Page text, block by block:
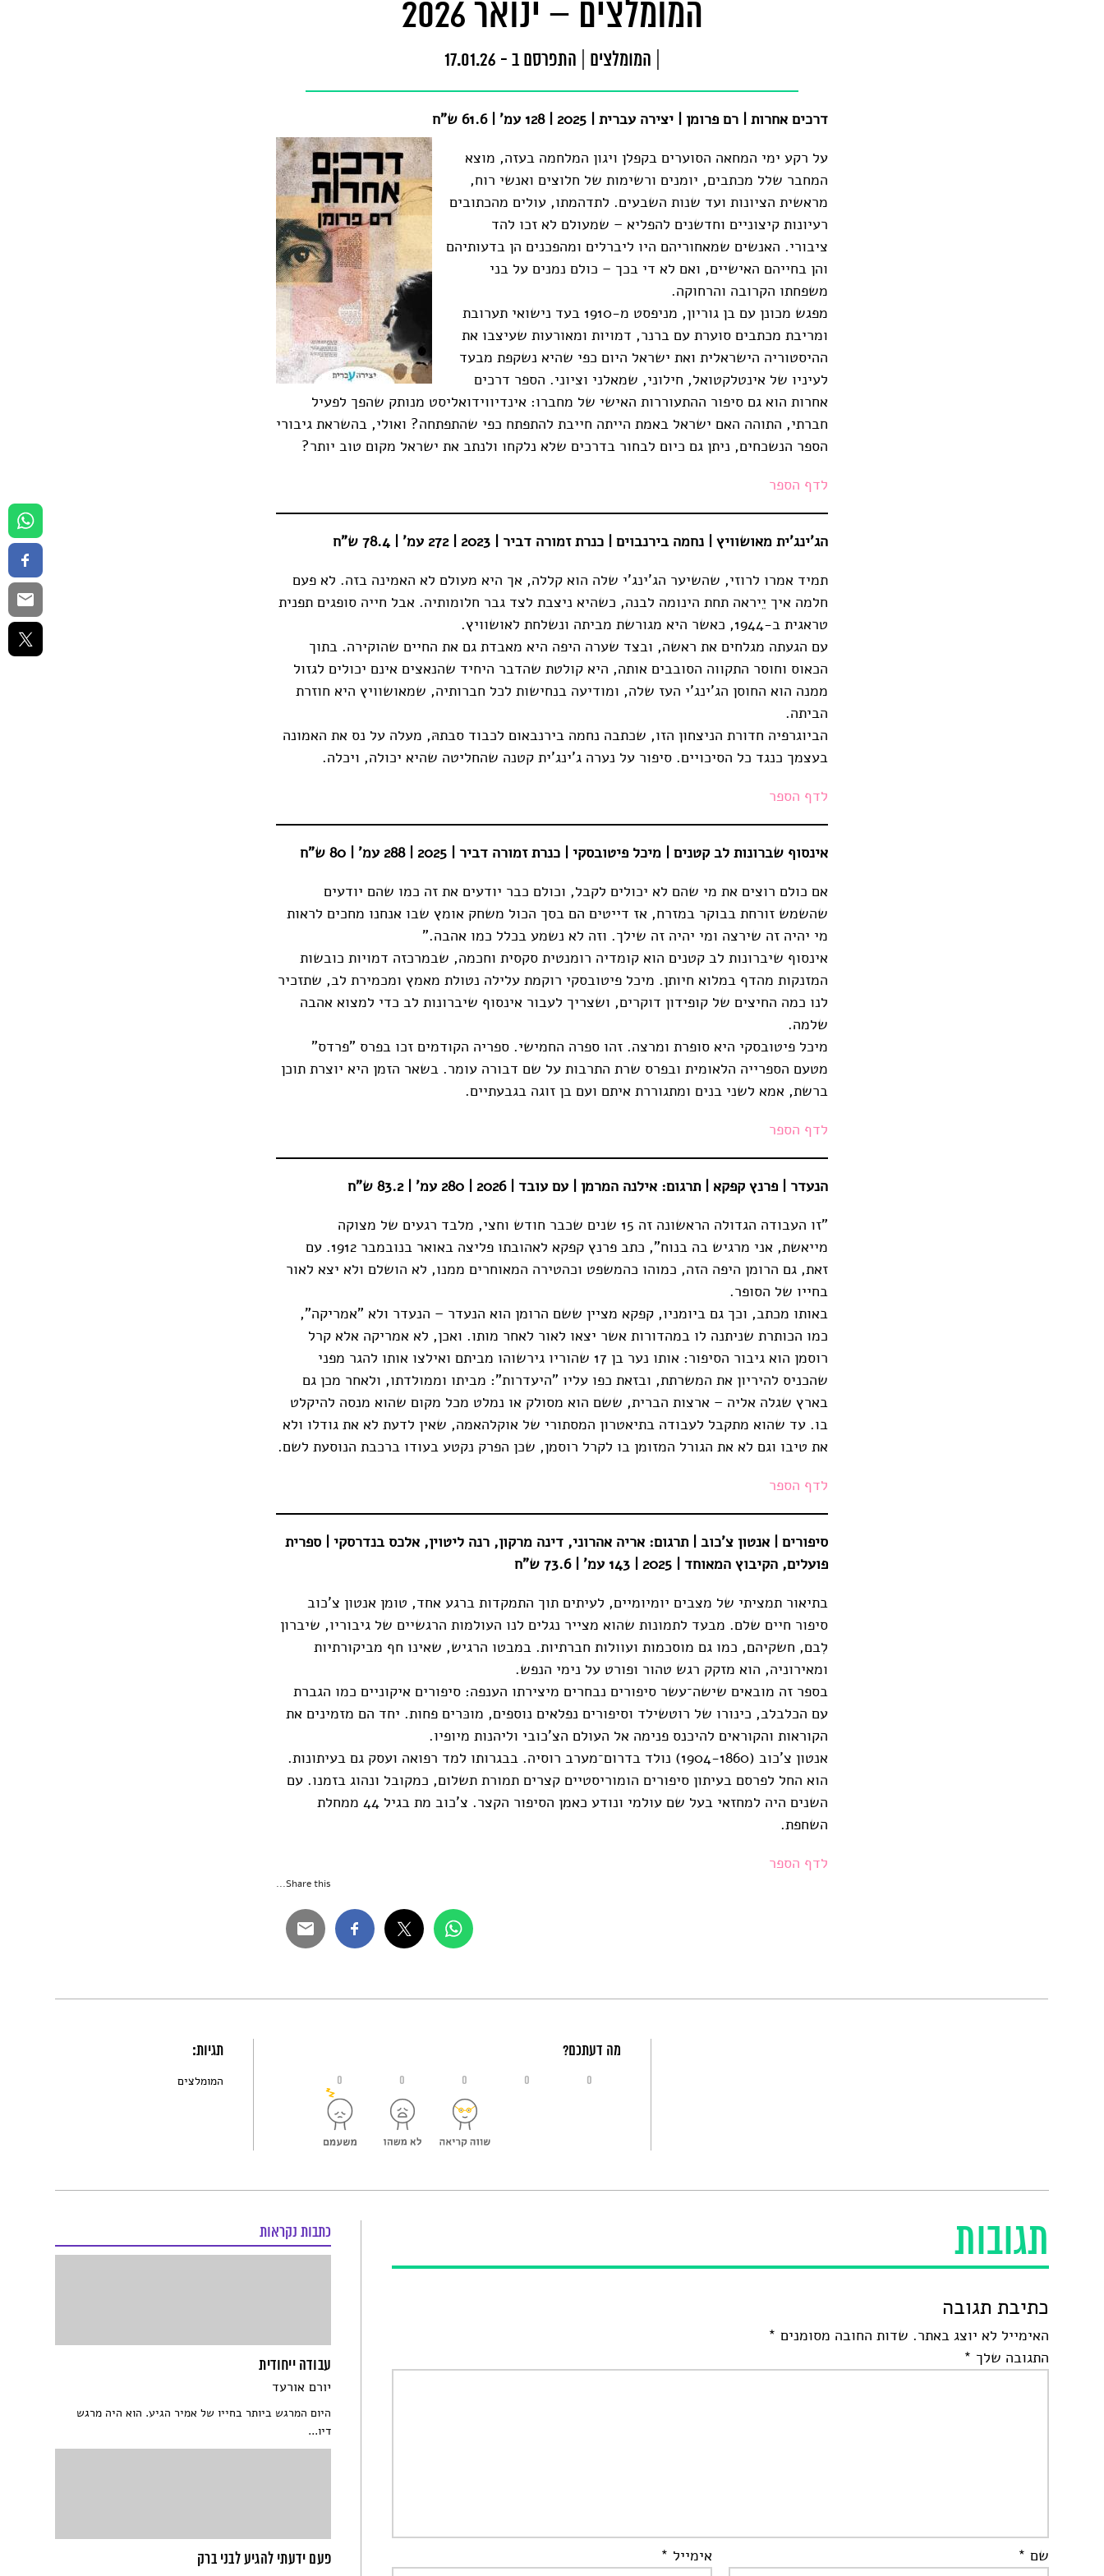
המומלצים – ינואר 2026
המומלצים התפרסם ב - 17.01.26
דרכים אחרות | רם פרומן | יצירה עברית | 2025 | 128 עמ' | 61.6 ש"ח
על רקע ימי המחאה הסוערים בקפלן ויגון המלחמה בעזה, מוצא
המחבר שלל מכתבים, יומנים ורשימות של חלוצים ואנשי רוח,
מראשית הציונות ועד שנות השבעים. לתדהמתו, עולים מהכתובים
רעיונות קיצוניים וחדשנים להפליא – שמעולם לא זכו להד
ציבורי. האנשים שמאחוריהם היו ליברלים ומהפכנים הן בדעותיהם
והן בחייהם האישיים, ואם לא די בכך – כולם נמנים על בני
משפחתו הקרובה והרחוקה.
מפגש מכונן עם בן גוריון, מניפסט מ-1910 בעד נישואי תערובת
ומריבת מכתבים סוערת עם ברנר, דמויות ומאורעות שעיצבו את
ההיסטוריה הישראלית ואת ישראל היום כפי שהיא נשקפת מבעד
לעיניו של אינטלקטואל, חילוני, שמאלני וציוני. הספר דרכים
אחרות הוא גם סיפור ההתעוררות האישי של מחברו: אינדיווידואליסט מנותק שהפך לפעיל
חברתי, התוהה האם ישראל באמת הייתה חייבת להתפתח כפי שהתפתחה? ואולי, בהשראת גיבורי
הספר הנשכחים, ניתן גם כיום לבחור בדרכים שלא נלקחו ולנתב את ישראל מקום טוב יותר?
לדף הספר
הג'ינג'ית מאושוויץ | נחמה בירנבוים | כנרת זמורה דביר | 2023 | 272 עמ' | 78.4 ש"ח
תמיד אמרו לרוזי, שהשיער הג'ינג'י שלה הוא קללה, אך היא מעולם לא האמינה בזה. לא פעם
חלמה איך יֵיראה תחת הינומה לבנה, כשהיא ניצבת לצד גבר חלומותיה. אבל חייה סופגים תפנית
טראגית ב-1944, כאשר היא מגורשת מביתה ונשלחת לאושוויץ.
עם הגעתה מגלחים את ראשה, ובצד שערה היפה היא מאבדת גם את החיים שהוקירה. בתוך
הכאוס וחוסר התקווה הסובבים אותה, היא קולטת שהדבר היחיד שהנאצים אינם יכולים לגזול
ממנה הוא החוסן הג'ינג'י העז שלה, ומודיעה בנחישות לכל חברותיה, שמאושוויץ היא חוזרת
הביתה.
הביוגרפיה חדורת הניצחון הזו, שכתבה נחמה בירנבאום לכבוד סבתהּ, מעלה על נס את האמונה
בעצמך כנגד כל הסיכויים. סיפור על נערה ג'ינג'ית קטנה שהחליטה שהיא יכולה, ויכלה.
לדף הספר
אינסוף שברונות לב קטנים | מיכל פיטובסקי | כנרת זמורה דביר | 2025 | 288 עמ' | 80 ש"ח
אם כולם רוצים את מי שהם לא יכולים לקבל, וכולם כבר יודעים את זה כמו שהם יודעים
שהשמש זורחת בבוקר במזרח, אז דייטים הם בסך הכול משחק אומץ שבו אנחנו מחכים לראות
מי יהיה זה שירצה ומי יהיה זה שילך. וזה לא נשמע בכלל כמו אהבה."
אינסוף שיברונות לב קטנים הוא קומדיה רומנטית סקסית וחכמה, שבמרכזה דמויות כובשות
המזנקות מהדף במלוא חיותן. מיכל פיטובסקי רוקמת עלילה נטולת מאמץ ומכמירת לב, שתזכיר
לנו כמה החיצים של קופידון דוקרים, ושצריך לעבור אינסוף שיברונות לב כדי למצוא אהבה
שלמה.
מיכל פיטובסקי היא סופרת ומרצה. זהו ספרה החמישי. ספריה הקודמים זכו בפרס "פרדס"
מטעם הספרייה הלאומית ובפרס שרת התרבות על שם דבורה עומר. בשאר הזמן היא יוצרת תוכן
ברשת, אמא לשני בנים ומתגוררת איתם ועם בן זוגה בגבעתיים.
לדף הספר
הנעדר | פרנץ קפקא | תרגום: אילנה המרמן | עם עובד | 2026 | 280 עמ' | 83.2 ש"ח
"זו העבודה הגדולה הראשונה זה 15 שנים שכבר חודש וחצי, מלבד רגעים של מצוקה
מייאשת, אני מרגיש בה בנוח", כתב פרנץ קפקא לאהובתו פליצה באואר בנובמבר 1912. עם
זאת, גם הרומן היפה הזה, כמוהו כהמשפט וכהטירה המאוחרים ממנו, לא הושלם ולא יצא לאור
בחייו של הסופר.
באותו מכתב, וכך גם ביומניו, קפקא מציין ששם הרומן הוא הנעדר – הנעדר ולא "אמריקה",
כמו הכותרת שניתנה לו במהדורות אשר יצאו לאור לאחר מותו. ואכן, לא אמריקה אלא קרל
רוסמן הוא גיבור הסיפור: אותו נער בן 17 שהוריו גירשוהו מביתם ואילצו אותו להגר מפני
שהכניס להיריון את המשרתת, ובזאת כפו עליו "היעדרות": מביתו וממולדתו, ולאחר מכן גם
בארץ שגלה אליה – ארצות הברית, ששם הוא מסולק או נמלט מכל מקום שהוא מנסה להיקלט
בו. עד שהוא מתקבל לעבודה בתיאטרון המסתורי של אוקלהאמה, שאין לדעת לא את גודלו ולא
את טיבו וגם לא את הגורל המזומן בו לקרל רוסמן, שכן הפרק נקטע בעודו ברכבת הנוסעת לשם.
לדף הספר
סיפורים | אנטון צ'כוב | תרגום: אריה אהרוני, דינה מרקון, רנה ליטוין, אלכס בנדרסקי | ספרית
פועלים, הקיבוץ המאוחד | 2025 | 143 עמ' | 73.6 ש"ח
בתיאור תמציתי של מצבים יומיומיים, לעיתים תוך התמקדות ברגע אחד, טומן אנטון צ'כוב
סיפור חיים שלם. מבעד לתמונות שהוא מצייר נגלים לנו העולמות הרגשיים של גיבוריו, שיברון
לִבם, חשקיהם, כמו גם מוסכמות ועוולות חברתיות. במבטו הרגיש, שאינו חף מביקורתיות
ומאירוניה, הוא מזקק רגש טהור ופורט על נימי הנפש.
בספר זה מובאים שישה־עשר סיפורים נבחרים מיצירתו הענפה: סיפורים איקוניים כמו הגברת
עם הכלבלב, כינורו של רוטשילד וסיפורים נפלאים נוספים, מוכּרים פחות. יחד הם מזמינים את
הקוראות והקוראים להיכנס פנימה אל העולם הצ'כובי וליהנות מיופיו.
אנטון צ'כוב (1904-1860) נולד בדרום־מערב רוסיה. בבגרותו למד רפואה ועסק גם בעיתונות.
הוא החל לפרסם בעיתון סיפורים הומוריסטיים קצרים תמורת תשלום, כמקובל ונהוג בזמנו. עם
השנים היה למחזאי בעל שם עולמי ונודע כאמן הסיפור הקצר. צ'כוב מת בגיל 44 ממחלת
השחפת.
לדף הספר
Share this...
מה דעתכם?
0 0 0 0 0
תגיות:
המומלצים
תגובות
כתיבת תגובה
האימייל לא יוצג באתר. שדות החובה מסומנים *
התגובה שלך *
שם * אימייל *
כתבות נקראות
עבודה ייחודית
יורם אורעד
היום המרגש ביותר בחייו של אמיר הגיע. הוא היה מרגש
דיו...
פעם ידעתי להגיע לבני ברק